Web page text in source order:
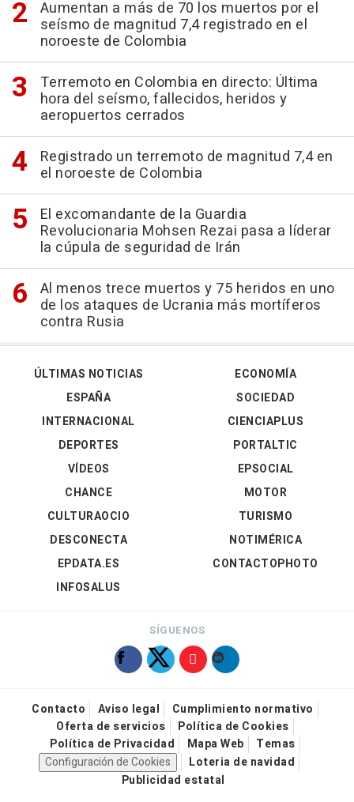
Aumentan a más de 70 los muertos por el
seísmo de magnitud 7,4 registrado en el
noroeste de Colombia
Terremoto en Colombia en directo: Última
hora del seísmo, fallecidos, heridos y
aeropuertos cerrados
Registrado un terremoto de magnitud 7,4 en
el noroeste de Colombia
El excomandante de la Guardia
Revolucionaria Mohsen Rezai pasa a líderar
la cúpula de seguridad de Irán
Al menos trece muertos y 75 heridos en uno
de los ataques de Ucrania más mortíferos
contra Rusia
ÚLTIMAS NOTICIAS
ESPAÑA
INTERNACIONAL
DEPORTES
VÍDEOS
ECONOMÍA
SOCIEDAD
CIENCIAPLUS
PORTALTIC
EPSOCIAL
CHANCE
CULTURAOCIO
DESCONECTA
EPDATA.ES
INFOSALUS
MOTOR
TURISMO
NOTIMÉRICA
CONTACTOPHOTO
SÍGUENOS
Contacto Aviso legal
Cumplimiento normativo
Oferta de servicios
Política de Cookies
Política de Privacidad
Mapa Web
Temas
Configuración de Cookies
Loteria de navidad
Publicidad estatal